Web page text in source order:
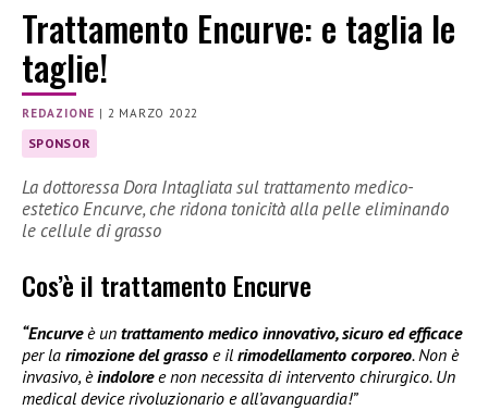
Trattamento Encurve: e taglia le
taglie!
REDAZIONE | 2 MARZO 2022
SPONSOR
La dottoressa Dora Intagliata sul trattamento medico-
estetico Encurve, che ridona tonicità alla pelle eliminando
le cellule di grasso
Cos’è il trattamento Encurve
“Encurveè un trattamento medico innovativo, sicuro ed efficace
per la rimozione del grasso e il rimodellamento corporeo. Non è
invasivo, èindoloree non necessita di intervento chirurgico. Un
medical device rivoluzionario e all’avanguardia!”